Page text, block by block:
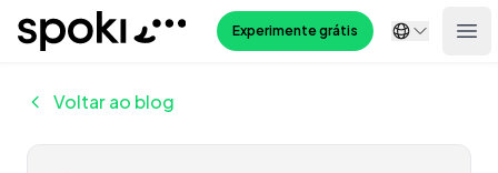
Spoki Experimente grátis
Voltar ao blog